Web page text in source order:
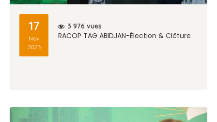
3 976 vues
17
Nov
2023
RACOP TAG ABIDJAN-Élection & Clôture